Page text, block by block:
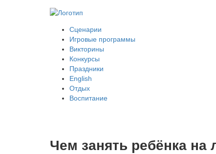
Сценарии
Игровые программы
Викторины
Конкурсы
Праздники
English
Отдых
Воспитание
Чем занять ребёнка на